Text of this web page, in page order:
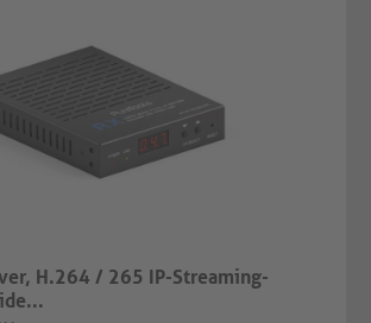
H.264 / 265 IP-Streaming-